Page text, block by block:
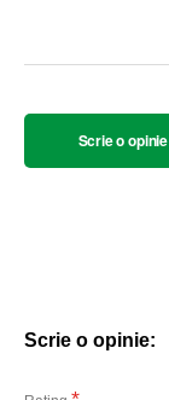
Scrie o opinie
Scrie o opinie: